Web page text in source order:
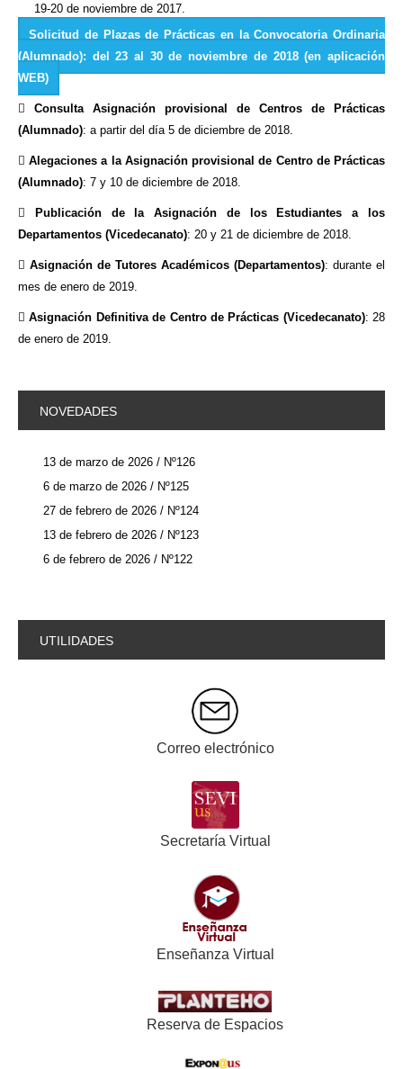
19-20 de noviembre de 2017.
Solicitud de Plazas de Prácticas en la Convocatoria Ordinaria
(Alumnado): del 23 al 30 de noviembre de 2018 (en aplicación
WEB)
 Consulta Asignación provisional de Centros de Prácticas
(Alumnado): a partir del día 5 de diciembre de 2018.
Alegaciones a la Asignación provisional de Centro de Prácticas
(Alumnado): 7 y 10 de diciembre de 2018.

Publicación de la Asignación de los Estudiantes a los
Departamentos (Vicedecanato): 20 y 21 de diciembre de 2018.
 Asignación de Tutores Académicos (Departamentos): durante el
mes de enero de 2019.
Asignación Definitiva de Centro de Prácticas (Vicedecanato): 28
de enero de 2019.
NOVEDADES
13 de marzo de 2026 / Nº126
6 de marzo de 2026 / Nº125
27 de febrero de 2026 / Nº124
13 de febrero de 2026 / Nº123
6 de febrero de 2026 / Nº122
UTILIDADES
Correo electrónico
Secretaría Virtual
Enseñanza Virtual
Reserva de Espacios